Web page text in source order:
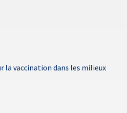
la vaccination dans les milieux